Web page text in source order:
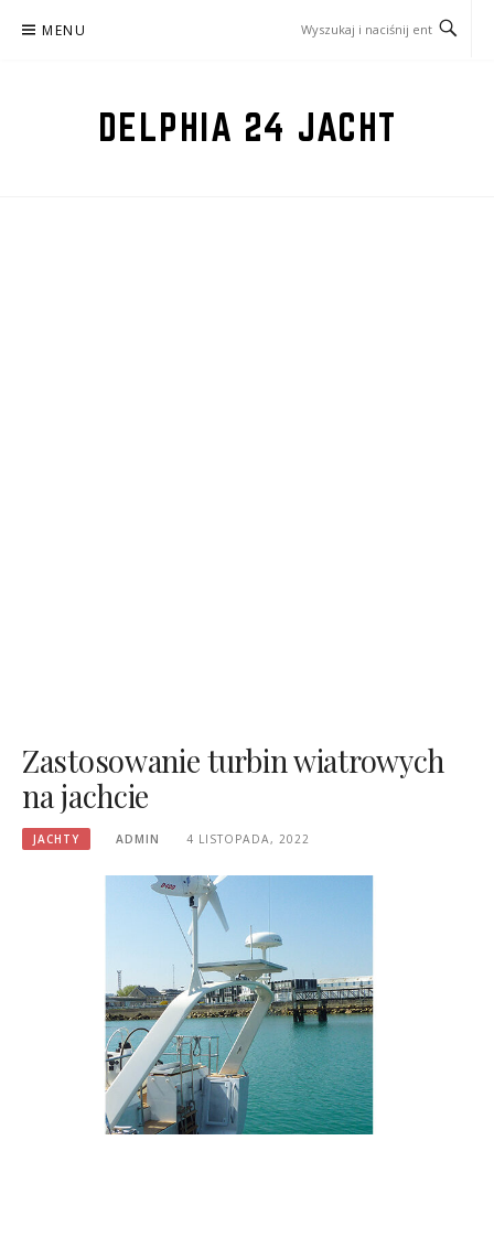
MENU
DELPHIA 24 JACHT
Zastosowanie turbin wiatrowych
na jachcie
JACHTY ADMIN 4 LISTOPADA, 2022